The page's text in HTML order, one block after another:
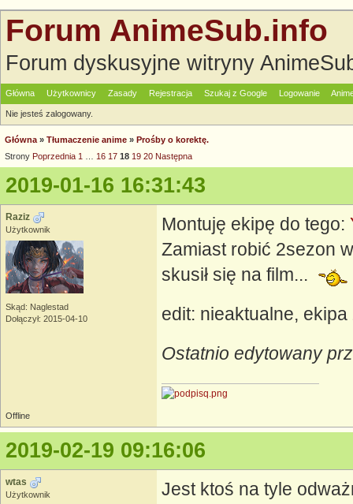
Forum AnimeSub.info
Forum dyskusyjne witryny
Główna Użytkownicy Zasady Rejestracja Szukaj z Google Logowanie
Nie jesteś zalogowany.
Główna » Tłumaczenie anime » Prośby o korektę.
Strony Poprzednia 1 16 17 18 19 20 Następna
2019-01-16 16:31:43
Raziz
Użytkownik
Skąd: Naglestad
Dołączył: 2015-04-10
Montuję ekipę do tego:
Zamiast robić 2sezon
skusił się na film...
edit: nieaktualne,
Ostatnio edytowany
Offline
2019-02-19 09:16:06
wtas
Użytkownik
Jest ktoś na tyle